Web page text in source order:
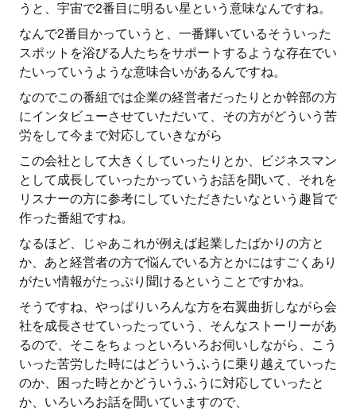
うと、宇宙で2番目に明るい星という意味なんですね。
なんで2番目かっていうと、一番輝いているそういった
スポットを浴びる人たちをサポートするような存在でい
たいっていうような意味合いがあるんですね。
なのでこの番組では企業の経営者だったりとか幹部の方
にインタビューさせていただいて、その方がどういう苦
労をして今まで対応していきながら
この会社として大きくしていったりとか、ビジネスマン
として成長していったかっていうお話を聞いて、それを
リスナーの方に参考にしていただきたいなという趣旨で
作った番組ですね。
なるほど、じゃあこれが例えば起業したばかりの方と
か、あと経営者の方で悩んでいる方とかにはすごくあり
がたい情報がたっぷり聞けるということですかね。
そうですね、やっぱりいろんな方を右翼曲折しながら会
社を成長させていったっていう、そんなストーリーがあ
るので、そこをちょっといろいろお伺いしながら、こう
いった苦労した時にはどういうふうに乗り越えていった
のか、困った時とかどういうふうに対応していったと
か、いろいろお話を聞いていますので、